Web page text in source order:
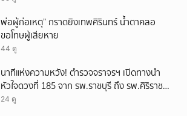
พ่อผู้ก่อเหตุ” กราดยิงเทพศิรินทร์ น้ำตาคลอ
ขอโทษผู้เสียหาย
44 ดู
นาทีแห่งความหวัง! ตำรวจจราจรฯ เปิดทางนำ
หัวใจดวงที่ 185 จาก รพ.ราชบุรี ถึง รพ.ศิริราช
สำเร็จใน 48 นาที
24 ดู